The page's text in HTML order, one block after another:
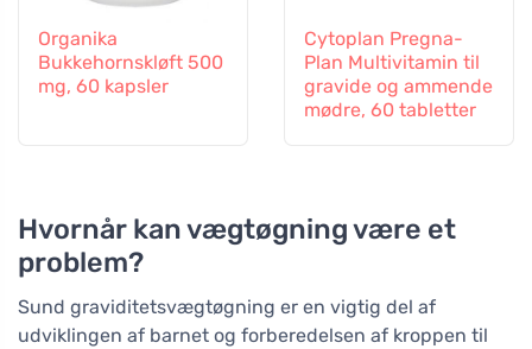
Organika
Bukkehornskløft 500
mg, 60 kapsler
Cytoplan Pregna-
Plan Multivitamin til
gravide og ammende
mødre, 60 tabletter
Hvornår kan vægtøgning være et
problem?
Sund graviditetsvægtøgning er en vigtig del af
udviklingen af barnet og forberedelsen af kroppen til